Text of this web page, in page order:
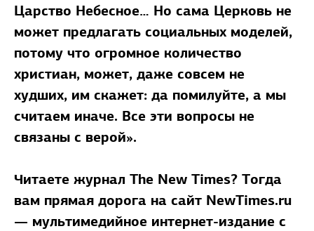
Царство Небесное… Но сама Церковь не
может предлагать социальных моделей,
потому что огромное количество
христиан, может, даже совсем не
худших, им скажет: да помилуйте, а мы
считаем иначе. Все эти вопросы не
связаны с верой».
Читаете журнал The New Times? Тогда
вам прямая дорога на сайт NewTimes.ru
— мультимедийное интернет-издание с